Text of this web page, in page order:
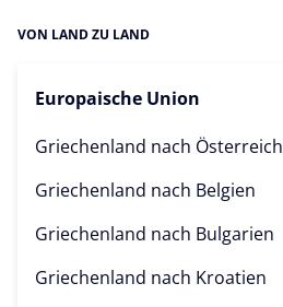
VON LAND ZU LAND
Europaische Union
Griechenland nach Österreich
Griechenland nach Belgien
Griechenland nach Bulgarien
Griechenland nach Kroatien